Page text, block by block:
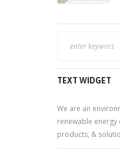
TEXT WIDGET
We are an
renewable
products, &